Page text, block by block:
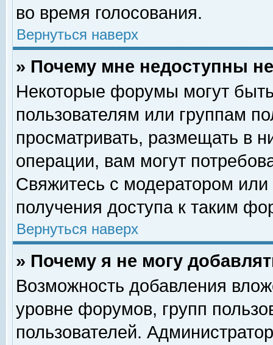
во время голосования.
Вернуться наверх
» Почему мне недоступны
Некоторые форумы могут
пользователям или группам
просматривать, размещать в
операции, вам могут
Свяжитесь с модератором
получения доступа к таким
Вернуться наверх
» Почему я не могу
Возможность добавления
уровне форумов, групп
пользователей.